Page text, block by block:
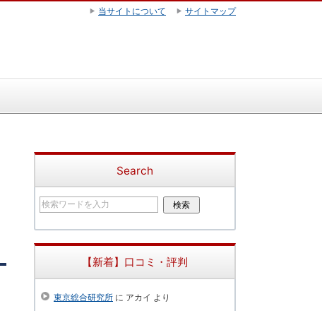
Search
【新着】口コミ・評判
東京総合研究所 に アカイ より
当サイトについて サイトマップ